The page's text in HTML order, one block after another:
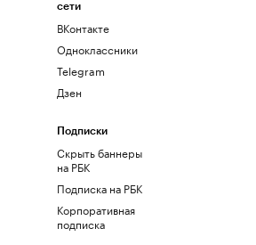
сети
ВКонтакте
Одноклассники
Telegram
Дзен
Подписки
Скрыть баннеры
на РБК
Подписка на РБК
Корпоративная
подписка